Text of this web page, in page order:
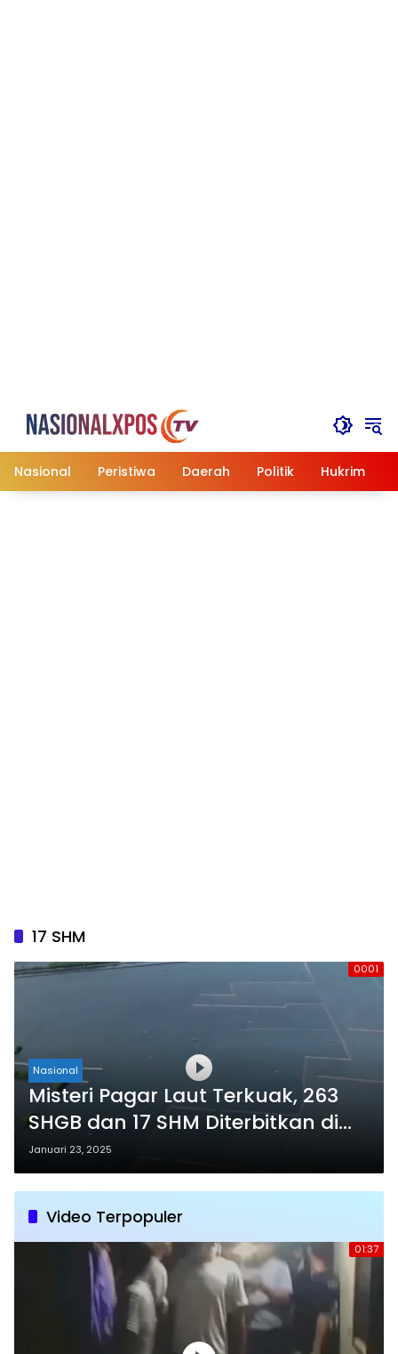
Nasional
Peristiwa Daerah Politik Hukrim
17 SHM
0001
Nasional
Misteri Pagar Laut Terkuak, 263
SHGB dan 17 SHM Diterbitkan di
2023
Januari 23, 2025
Video Terpopuler
01:37